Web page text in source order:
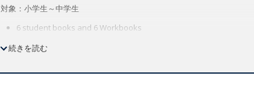
対象：小学生～中学生
6 student books and 6 Workbooks
続きを読む